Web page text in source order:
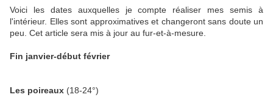
Voici les dates auxquelles je compte réaliser mes semis à
l'intérieur. Elles sont approximatives et changeront sans doute un
peu. Cet article sera mis à jour au fur-et-à-mesure.
Fin janvier-début février
Les poireaux (18-24°)